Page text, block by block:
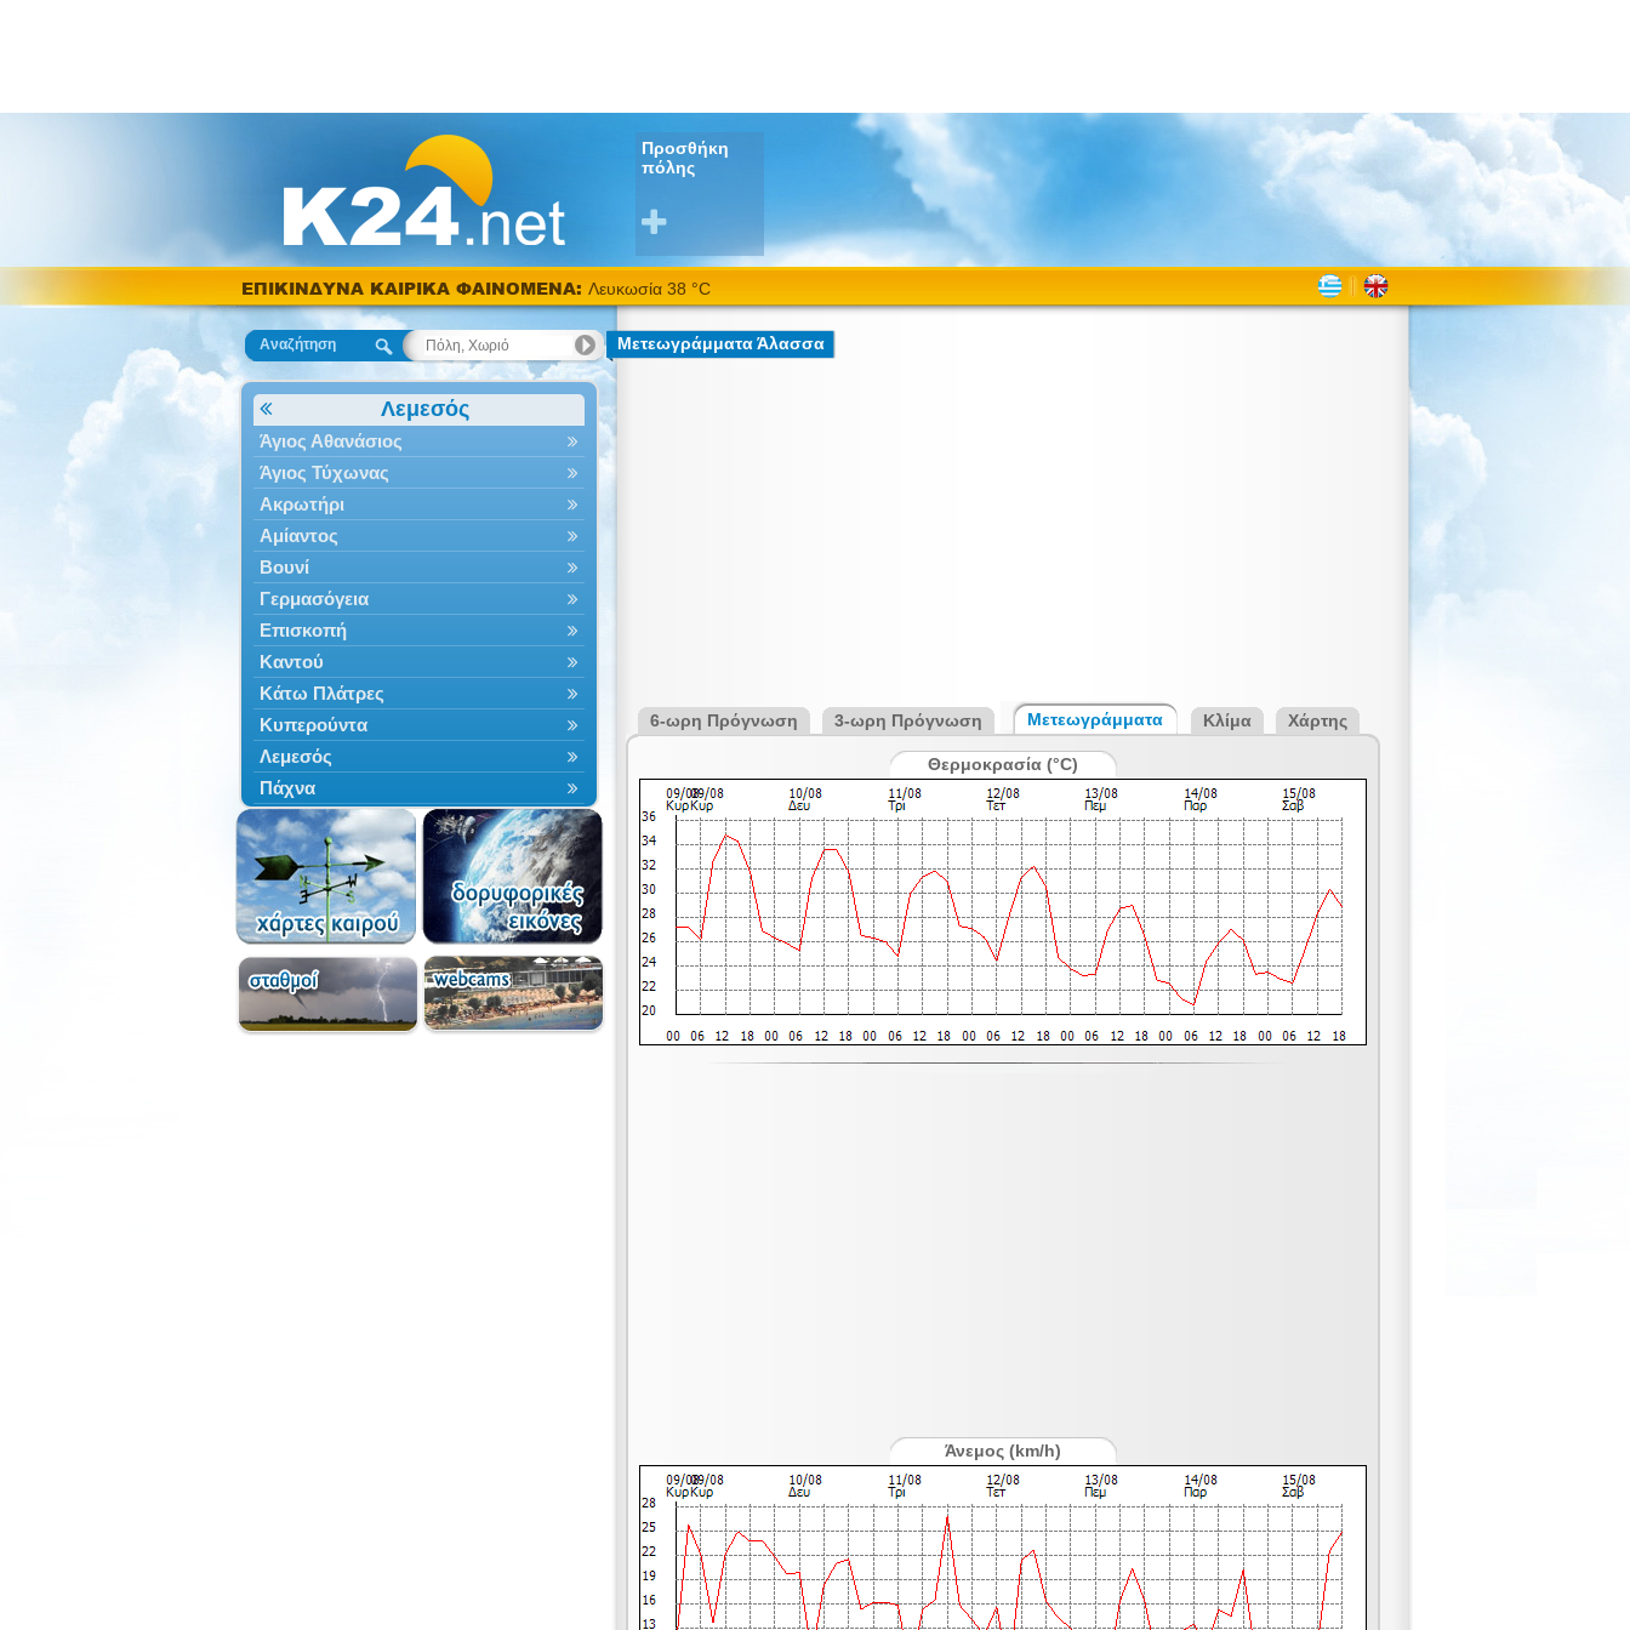
Προσθήκη
πόλης
ΕΠΙΚΙΝΔΥΝΑ ΚΑΙΡΙΚΑ ΦΑΙΝΟΜΕΝΑ: Λευκωσία 38 °C
Αναζήτηση
Λεμεσός
Άγιος Αθανάσιος
Άγιος Τύχωνας
Ακρωτήρι
Αμίαντος
Βουνί
Γερμασόγεια
Επισκοπή
Καντού
Κάτω Πλάτρες
Κυπερούντα
Λεμεσός
Πάχνα
Πελένδρι
Πισσούρι
Τρόοδος
Μετεωγράμματα Άλασσα
6-ωρη Πρόγνωση 3-ωρη Πρόγνωση Μετεωγράμματα Κλίμα Χάρτης
Θερμοκρασία (°C)
Άνεμος (km/h)